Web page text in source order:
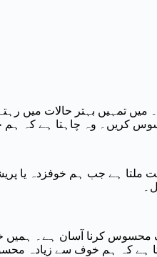
تمہیں بہتر حالات میں
کریں۔ وہ چاہتا ہے کہ
ہے جب ہم خوفزدہ یا
کرنا آسان ہے۔ ہمیں
ہے کہ ہم خوف سے زیادہ